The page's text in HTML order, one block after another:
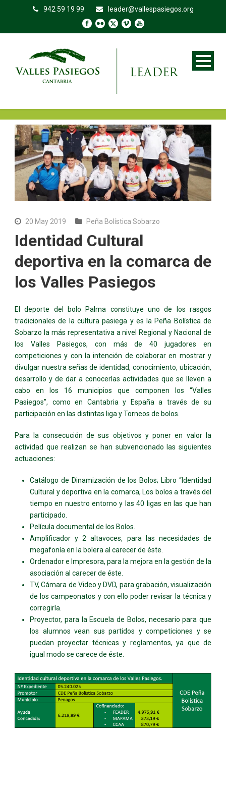
942 59 19 99 leader@vallespasiegos.org
20 May 2019 Peña Bolística Sobarzo
Identidad Cultural
deportiva en la comarca de
los Valles Pasiegos
El deporte del bolo Palma constituye uno de los rasgos
tradicionales de la cultura pasiega y es la Peña Bolística de
Sobarzo la más representativa a nivel Regional y Nacional de
los Valles Pasiegos, con más de 40 jugadores en
competiciones y con la intención de colaborar en mostrar y
divulgar nuestra señas de identidad, conocimiento, ubicación,
desarrollo y de dar a conocerlas actividades que se lleven a
cabo en los 16 municipios que componen los “Valles
Pasiegos”, como en Cantabria y España a través de su
participación en las distintas liga y Torneos de bolos.
Para la consecución de sus objetivos y poner en valor la
actividad que realizan se han subvencionado las siguientes
actuaciones:
Catálogo de Dinamización de los Bolos; Libro “Identidad
Cultural y deportiva en la comarca, Los bolos a través del
tiempo en nuestro entorno y las 40 ligas en las que han
participado.
Película documental de los Bolos.
Amplificador y 2 altavoces, para las necesidades de
megafonía en la bolera al carecer de éste.
Ordenador e Impresora, para la mejora en la gestión de la
asociación al carecer de éste.
TV, Cámara de Video y DVD, para grabación, visualización
de los campeonatos y con ello poder revisar la técnica y
corregirla.
Proyector, para la Escuela de Bolos, necesario para que
los alumnos vean sus partidos y competiciones y se
puedan proyectar técnicas y reglamentos, ya que de
igual modo se carece de éste.